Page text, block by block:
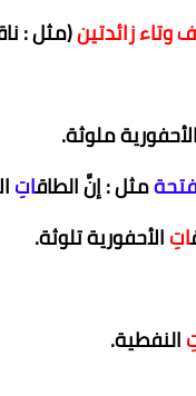
وتاء زائدتين(مثل :
الأحفورية ملوثة.
مثل : إنَّ الطاقاتِ
اتِالأحفورية تلوثة.
النفطية.